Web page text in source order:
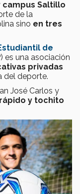
campus Saltillo
de la
sino en tres
de
es una asociación
privadas
del deporte.
José Carlos y
y tochito